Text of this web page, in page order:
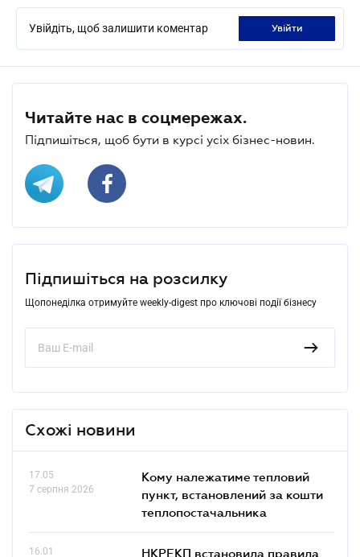
Увійдіть, щоб залишити коментар увійти
Читайте нас в соцмережах.
Підпишіться, щоб бути в курсі усіх бізнес-новин.
Підпишіться на розсилку
Щопонеділка отримуйте weekly-digest про ключові події бізнесу
Схожі новини
17.05
7 серпня 2026
Кому належатиме тепловий
пункт, встановлений за кошти
теплопостачальника
16.01
НКРЕКП встановила правила